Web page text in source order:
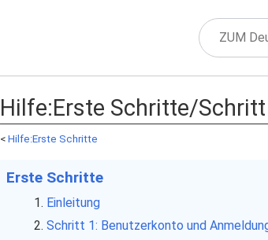
Hilfe:Erste Schritte/
< Hilfe:Erste Schritte
Erste Schritte
Einleitung
Schritt 1: Benutzerkonto und